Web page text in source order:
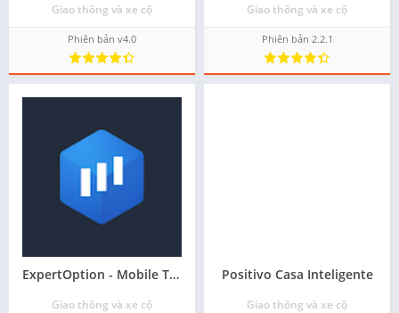
Giao thông và xe cộ
Phiên bản v4.0
Giao thông và xe cộ
Phiên bản 2.2.1
ExpertOption - Mobile Trading
Giao thông và xe cộ
Positivo Casa Inteligente
Giao thông và xe cộ